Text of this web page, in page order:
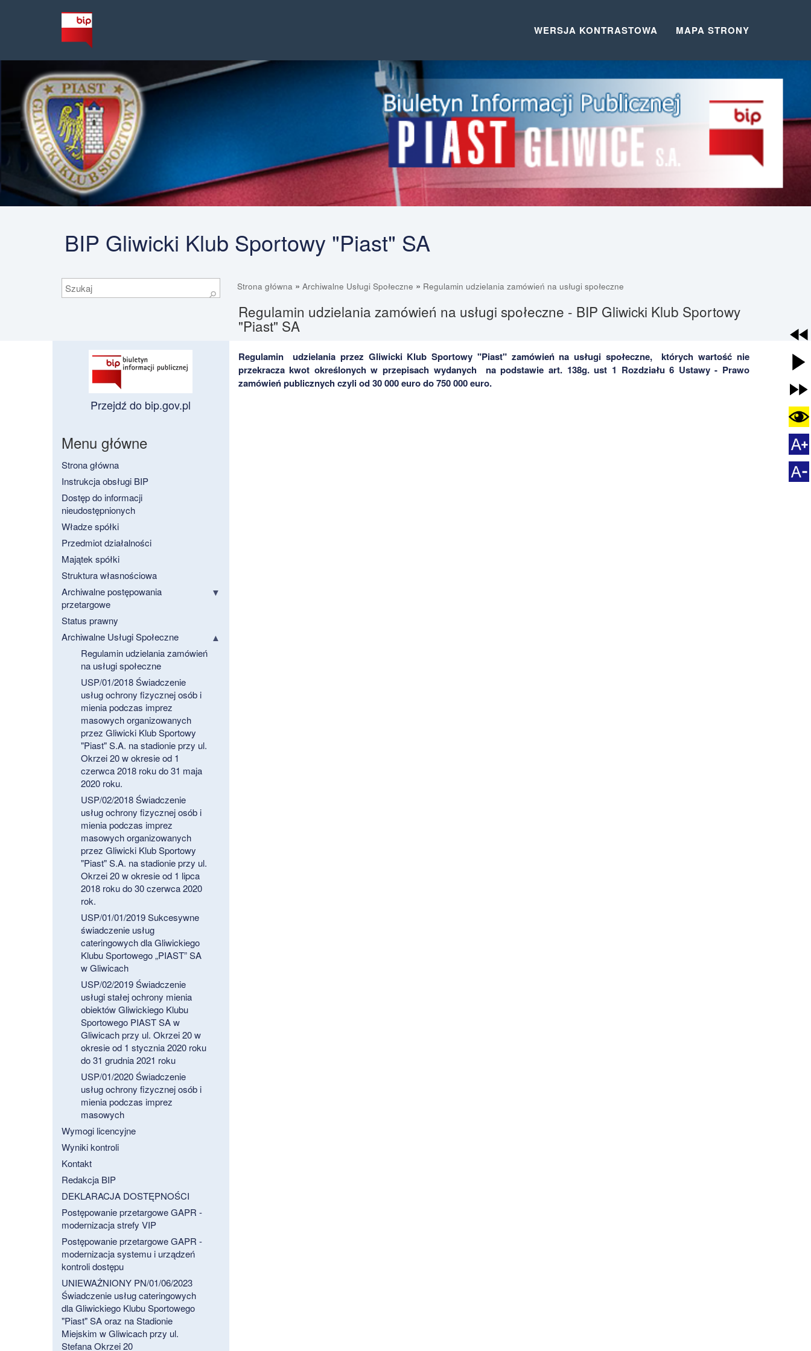
WERSJA KONTRASTOWA MAPA STRONY
BIP Gliwicki Klub Sportowy "Piast" SA
Szukaj
⚲
Strona główna » Archiwalne Usługi Społeczne » Regulamin udzielania zamówień na usługi społeczne
Regulamin udzielania zamówień na usługi społeczne - BIP Gliwicki Klub Sportowy
"Piast" SA
Przejdź do bip.gov.pl
Menu główne
Strona główna
Instrukcja obsługi BIP
Dostęp do informacji
nieudostępnionych
Władze spółki
Przedmiot działalności
Majątek spółki
Struktura własnościowa
Archiwalne postępowania
przetargowe
Status prawny
Archiwalne Usługi Społeczne
Regulamin udzielania zamówień
na usługi społeczne
USP/01/2018 Świadczenie
usług ochrony fizycznej osób i
mienia podczas imprez
masowych organizowanych
przez Gliwicki Klub Sportowy
"Piast" S.A. na stadionie przy ul.
Okrzei 20 w okresie od 1
czerwca 2018 roku do 31 maja
2020 roku.
USP/02/2018 Świadczenie
usług ochrony fizycznej osób i
mienia podczas imprez
masowych organizowanych
przez Gliwicki Klub Sportowy
"Piast" S.A. na stadionie przy ul.
Okrzei 20 w okresie od 1 lipca
2018 roku do 30 czerwca 2020
rok.
USP/01/01/2019 Sukcesywne
świadczenie usług
cateringowych dla Gliwickiego
Klubu Sportowego „PIAST” SA
w Gliwicach
USP/02/2019 Świadczenie
usługi stałej ochrony mienia
obiektów Gliwickiego Klubu
Sportowego PIAST SA w
Gliwicach przy ul. Okrzei 20 w
okresie od 1 stycznia 2020 roku
do 31 grudnia 2021 roku
USP/01/2020 Świadczenie
usług ochrony fizycznej osób i
mienia podczas imprez
masowych
Wymogi licencyjne
Wyniki kontroli
Kontakt
Redakcja BIP
DEKLARACJA DOSTĘPNOŚCI
Postępowanie przetargowe GAPR -
modernizacja strefy VIP
Postępowanie przetargowe GAPR -
modernizacja systemu i urządzeń
kontroli dostępu
UNIEWAŻNIONY PN/01/06/2023
Świadczenie usług cateringowych
dla Gliwickiego Klubu Sportowego
"Piast" SA oraz na Stadionie
Miejskim w Gliwicach przy ul.
Stefana Okrzei 20
Regulamin udzielania przez Gliwicki Klub Sportowy "Piast" zamówień na usługi społeczne, których wartość nie
przekracza kwot określonych w przepisach wydanych na podstawie art. 138g. ust 1 Rozdziału 6 Ustawy - Prawo
zamówień publicznych czyli od 30 000 euro do 750 000 euro.